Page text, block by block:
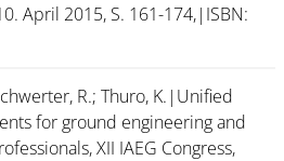
April 2015, S. 161-174,|ISBN:
R.; Thuro, K.|Unified
for ground engineering and
XII IAEG Congress,